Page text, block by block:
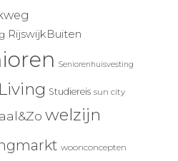
RijswijkBuiten
Seniorenhuisvesting
Studiereis sun city
welzijn
woonconcepten